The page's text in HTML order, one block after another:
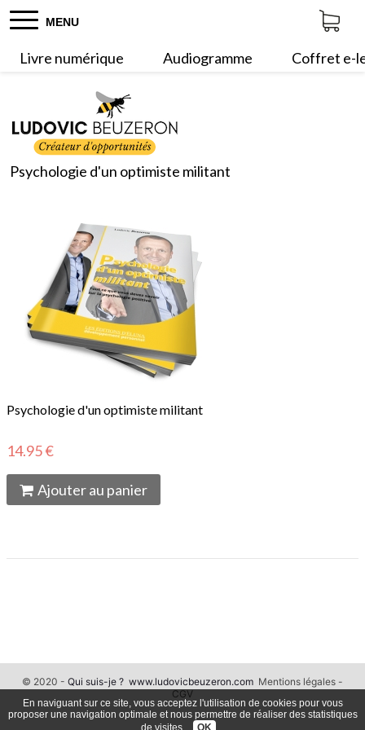
MENU
Livre numérique Audiogramme Coffret e-
Psychologie d'un optimiste militant
Psychologie d'un optimiste militant
14.95 €
Ajouter au panier
© 2020 - Qui suis-je ? www.ludovicbeuzeron.com Mentions légales -
CGV
En naviguant sur ce site, vous acceptez l'utilisation de cookies pour vous
proposer une navigation optimale et nous permettre de réaliser des statistiques
de visites.
OK